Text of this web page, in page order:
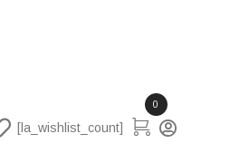
[la_wishlist_count]
0